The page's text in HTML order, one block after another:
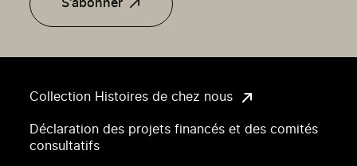
Collection Histoires de chez nous
Déclaration des projets financés et des comités
consultatifs
S'abonner